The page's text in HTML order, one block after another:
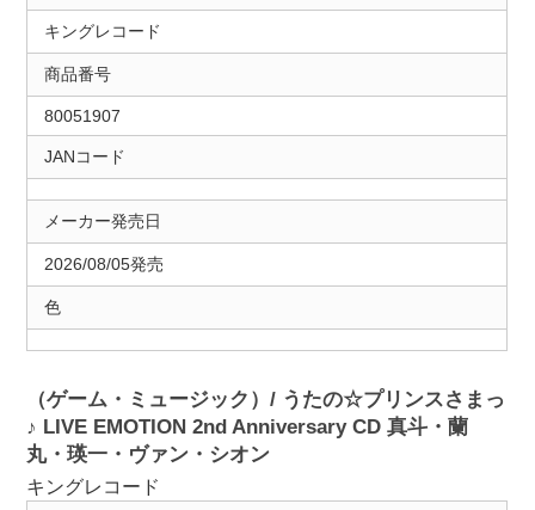
キングレコード
商品番号
80051907
JANコード
メーカー発売日
2026/08/05発売
色
（ゲーム・ミュージック）/ うたの☆プリンスさまっ
♪ LIVE EMOTION 2nd Anniversary CD 真斗・蘭
丸・瑛一・ヴァン・シオン
キングレコード